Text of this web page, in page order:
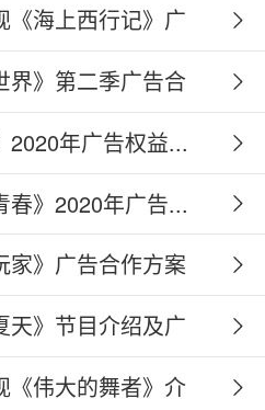
《海上西行记》广
界》第二季广告合
2020年广告权益...
春》2020年广告...
家》广告合作方案
天》节目介绍及广
《伟大的舞者》介